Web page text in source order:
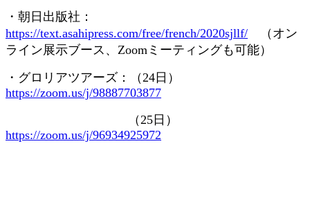
・朝日出版社：
https://text.asahipress.com/free/french/2020sjllf/ （オン
ライン展示ブース、 Zoom ミーティングも可能）
・グロリアツアーズ：（24 日）
https://zoom.us/j/98887703877
（25 日）
https://zoom.us/j/96934925972